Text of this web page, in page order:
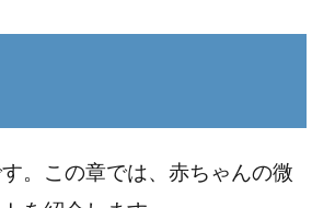
。この章では、赤ちゃんの微